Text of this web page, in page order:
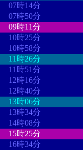
07時14分
07時50分
09時11分
10時25分
10時58分
11時26分
11時51分
12時16分
12時40分
13時06分
13時34分
14時08分
15時25分
16時34分